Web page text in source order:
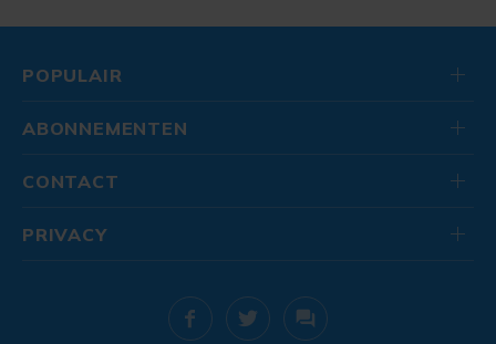
POPULAIR
ABONNEMENTEN
CONTACT
PRIVACY